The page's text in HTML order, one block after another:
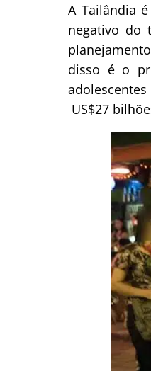
A Tailândia
negativo do
disso é o
US$27